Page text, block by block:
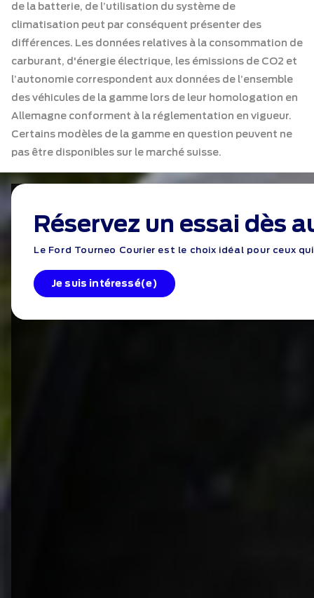
de la batterie, de l’utilisation du système de
climatisation peut par conséquent présenter des
différences. Les données relatives à la consommation de
carburant, d'énergie électrique, les émissions de CO2 et
l’autonomie correspondent aux données de l’ensemble
des véhicules de la gamme lors de leur homologation en
Allemagne conforment à la réglementation en vigueur.
Certains modèles de la gamme en question peuvent ne
pas être disponibles sur le marché suisse.
Réservez un essai dès
Le Ford Tourneo Courier est le choix idéal pour ceux
Je suis intéressé(e)